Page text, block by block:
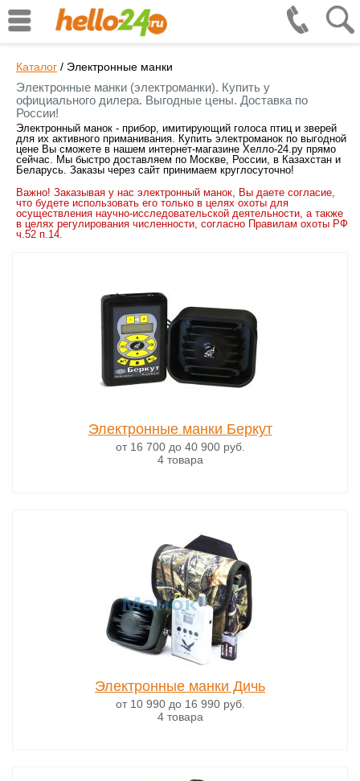
Каталог / Электронные манки
Электронные манки (электроманки). Купить у
официального дилера. Выгодные цены. Доставка по
России!
Электронный манок - прибор, имитирующий голоса птиц и зверей
для их активного приманивания. Купить электроманок по выгодной
цене Вы сможете в нашем интернет-магазине Хелло-24.ру прямо
сейчас. Мы быстро доставляем по Москве, России, в Казахстан и
Беларусь. Заказы через сайт принимаем круглосуточно!
Важно! Заказывая у нас электронный манок, Вы даете согласие,
что будете использовать его только в целях охоты для
осуществления научно-исследовательской деятельности, а также
в целях регулирования численности, согласно Правилам охоты РФ
ч.52 п.14.
Электронные манки Беркут
от 16 700до 40 900руб.
4 товара
Электронные манки Дичь
от 10 990до 16 990руб.
4 товара